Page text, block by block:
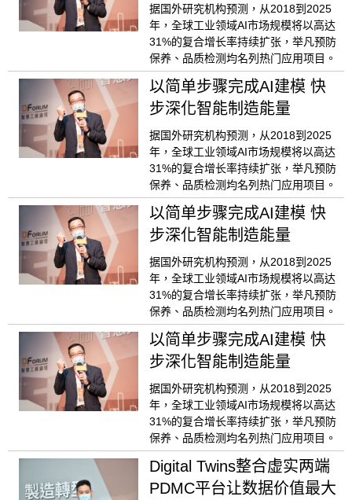
据国外研究机构预测，从2018到2025
年，全球工业领域AI市场规模将以高达
31%的复合增长率持续扩张，举凡预防
保养、品质检测均名列热门应用项目。
以简单步骤完成AI建模 快
步深化智能制造能量
据国外研究机构预测，从2018到2025
年，全球工业领域AI市场规模将以高达
31%的复合增长率持续扩张，举凡预防
保养、品质检测均名列热门应用项目。
以简单步骤完成AI建模 快
步深化智能制造能量
据国外研究机构预测，从2018到2025
年，全球工业领域AI市场规模将以高达
31%的复合增长率持续扩张，举凡预防
保养、品质检测均名列热门应用项目。
以简单步骤完成AI建模 快
步深化智能制造能量
据国外研究机构预测，从2018到2025
年，全球工业领域AI市场规模将以高达
31%的复合增长率持续扩张，举凡预防
保养、品质检测均名列热门应用项目。
Digital Twins整合虚实两端
PDMC平台让数据价值最大